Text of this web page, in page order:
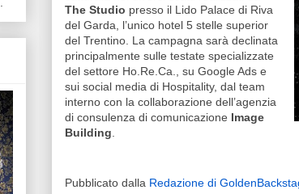
The Studio presso il Lido Palace di Riva
del Garda, l’unico hotel 5 stelle superior
del Trentino. La campagna sarà declinata
principalmente sulle testate specializzate
del settore Ho.Re.Ca., su Google Ads e
sui social media di Hospitality, dal team
interno con la collaborazione dell’agenzia
di consulenza di comunicazione Image
Building.
Pubblicato dalla Redazione di